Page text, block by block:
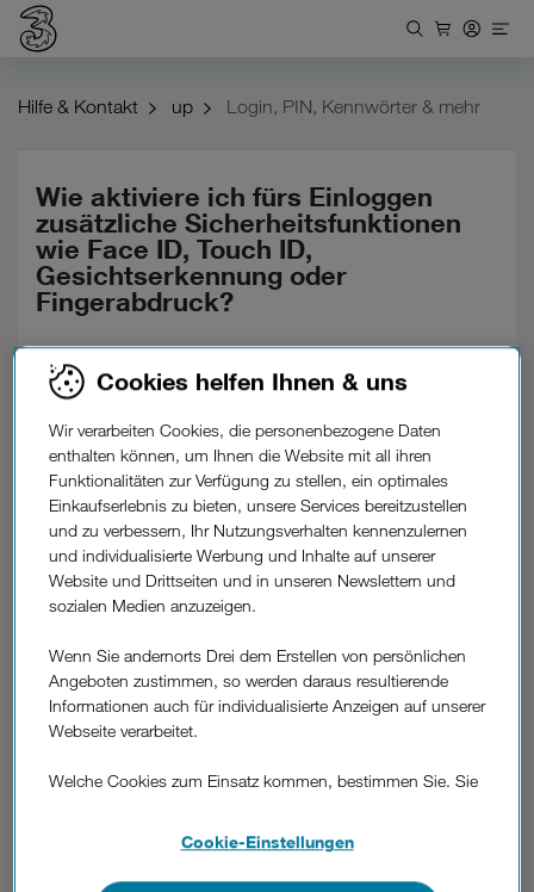
Hilfe & Kontakt up Login, PIN, Kennwörter & mehr
Wie aktiviere ich fürs Einloggen
zusätzliche Sicherheitsfunktionen
wie Face ID, Touch ID,
Gesichtserkennung oder
Fingerabdruck?
Gehe dazu auf der Startseite der up-App in die
Einstellungen, die Sie ganz unten finden. Unter
Sicherheitseinstellungen bei „Login via Open ID“ findest
du die Funktion.
Zur up-Produktseite
Feedback
Weitere
Fragen
Wie melde ich mich in der App an, wenn
Cookies helfen Ihnen & uns
Wir verarbeiten Cookies, die personenbezogene Daten
enthalten können, um Ihnen die Website mit all ihren
Funktionalitäten zur Verfügung zu stellen, ein optimales
Einkaufserlebnis zu bieten, unsere Services bereitzustellen
und zu verbessern, Ihr Nutzungsverhalten kennenzulernen
und individualisierte Werbung und Inhalte auf unserer
Website und Drittseiten und in unseren Newslettern und
sozialen Medien anzuzeigen.
Wenn Sie andernorts Drei dem Erstellen von persönlichen
Angeboten zustimmen, so werden daraus resultierende
Informationen auch für individualisierte Anzeigen auf unserer
Webseite verarbeitet.
Welche Cookies zum Einsatz kommen, bestimmen Sie. Sie
Details und alle Optionen finden Sie unter „Cookie-
Cookie-Einstellungen